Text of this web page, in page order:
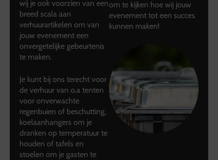
wij je ook voorzien van een
breed scala aan
verhuurartikelen om van
jouw evenement een
onvergetelijke gebeurtenis
te maken.
Je kunt bij ons terecht voor
de verhuur van o.a tenten
voor onverwachte
regenbuien of beschutting,
koelaanhangers om je
dranken op temperatuur te
houden of tafels en
stoelen om je gasten te
om te kijken hoe wij jouw
evenement tot een succes
kunnen maken!